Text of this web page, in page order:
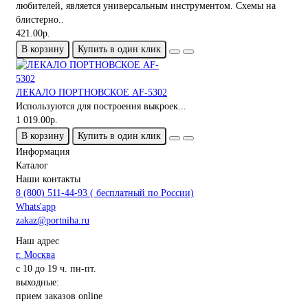
любителей, является универсальным инструментом. Схемы на
блистерно..
421.00р.
В корзину
Купить в один клик
ЛЕКАЛО ПОРТНОВСКОЕ AF-5302
Используются для построения выкроек...
1 019.00р.
В корзину
Купить в один клик
Информация
Каталог
Наши контакты
8 (800) 511-44-93 ( бесплатный по России)
Whats'app
zakaz@portniha.ru
Наш адрес
г. Москва
с 10 до 19 ч. пн-пт.
выходные:
прием заказов online